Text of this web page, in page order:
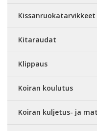
Kissanruokatarvikkeet
Kitaraudat
Klippaus
Koiran koulutus
Koiran kuljetus- ja